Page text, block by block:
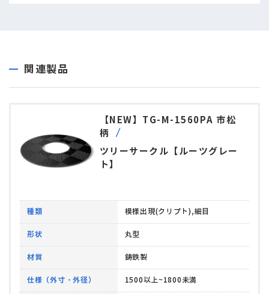
関連製品
【NEW】TG-M-1560PA 市松
柄
ツリーサークル【ルーツグレー
ト】
種類 模様出現(クリプト),細目
形状 丸型
材質 鋳鉄製
仕様（外寸・外径） 1500以上~1800未満